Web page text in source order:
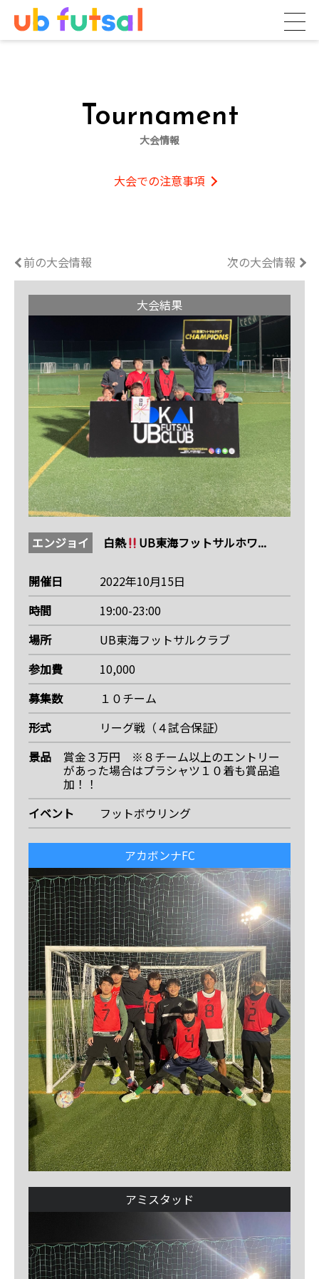
Tournament
大会情報
大会での注意事項
前の大会情報 次の大会情報
大会結果
エンジョイ 白熱 UB東海フットサルホワ...
開催日
2022年10月15日
時間
19:00-23:00
場所
UB東海フットサルクラブ
参加費
10,000
募集数
１０チーム
形式
リーグ戦（４試合保証）
景品
賞金３万円 ※８チーム以上のエントリー
があった場合はプラシャツ１０着も賞品追
加！！
イベント
フットボウリング
アカボンナFC
アミスタッド